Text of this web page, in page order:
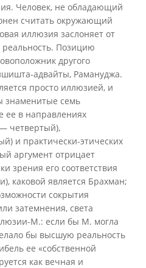
Человек, не обладающий
считать окружающий
иллюзия заслоняет от
Позицию
другого
адвайты, Рамануджа.
просто иллюзией, и
знаменитые семь
ее в направлениях
четвертый),
и практически-этических
аргумент отрицает
зрения его соответствия
каковой является Брахман;
сокрытия
затемнения, света
М.: если бы М. могла
бы высшую реальность
ее «собственной
как вечная и